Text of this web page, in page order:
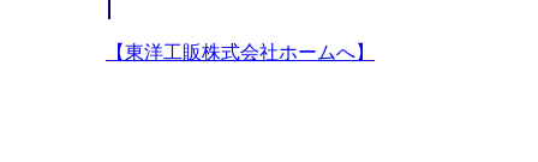
【東洋工販株式会社ホームへ】